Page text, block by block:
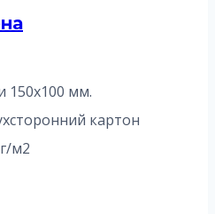
150х100 мм.
картон
м2